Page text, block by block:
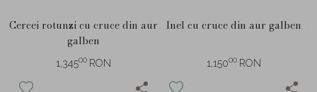
Cercei rotunzi cu cruce din aur
galben
1,34500 RON
Inel cu cruce din aur galben
1,15000 RON